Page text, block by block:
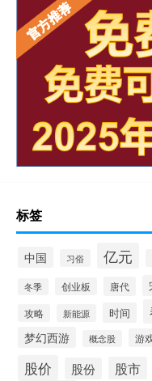
标签
中国 习俗 亿元
冬季 创业板 唐代
攻略 新能源 时间
梦幻西游 概念股 游
股价 股份 股市